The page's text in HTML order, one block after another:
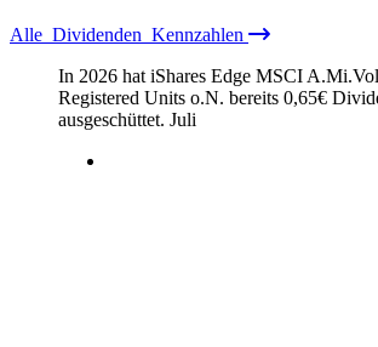
Alle Dividenden Kennzahlen
In 2026 hat iShares Edge MSCI
Registered Units o.N. bereits 0,65€
ausgeschüttet. Juli